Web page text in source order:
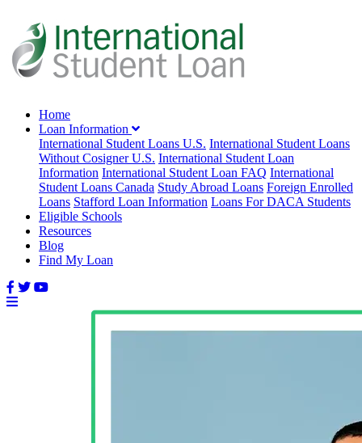
Home
Loan Information
International Student Loans U.S. International Student Loans
Without Cosigner U.S. International Student Loan
Information International Student Loan FAQ International
Student Loans Canada Study Abroad Loans Foreign Enrolled
Loans Stafford Loan Information Loans For DACA Students
Eligible Schools
Resources
Blog
Find My Loan